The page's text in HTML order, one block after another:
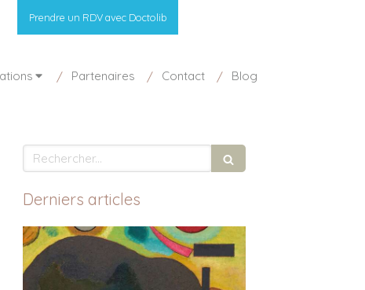
Prendre un RDV avec Doctolib
Partenaires Contact Blog
Rechercher
Derniers articles